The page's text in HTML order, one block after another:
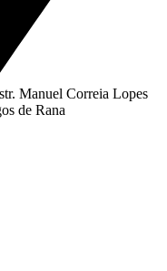
Manuel Correia Lopes
de Rana